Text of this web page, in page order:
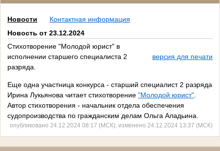
Новости
Контактная информация
Новость от 23.12.2024
Стихотворение "Молодой юрист" в
исполнении старшего специалиста 2
разряда.
версия для печати
Еще одна участница конкурса - старший специалист 2 разряда
Ирина Лукьянова читает стихотворение "Молодой юрист"
Автор стихотворения - начальник отдела обеспечения
судопроизводства по гражданским делам Ольга Аладьина.
опубликовано 24.12.2024 08:17 (МСК), изменено 24.12.2024 13:37 (МСК)